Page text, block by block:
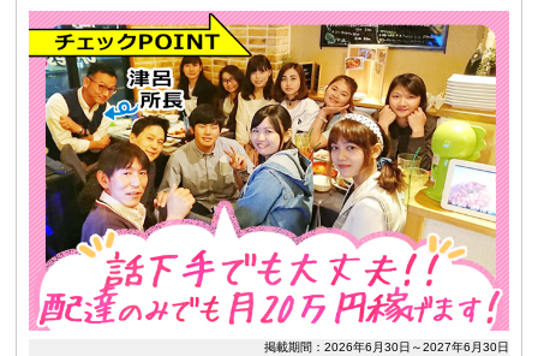
掲載期間：2026年6月30日～2027年6月30日